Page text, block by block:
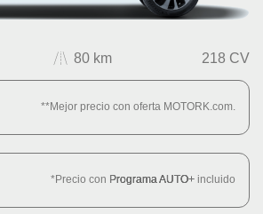
80 km 218 CV
**Mejor precio con oferta MOTORK.com.
*Precio con Programa AUTO+ incluido